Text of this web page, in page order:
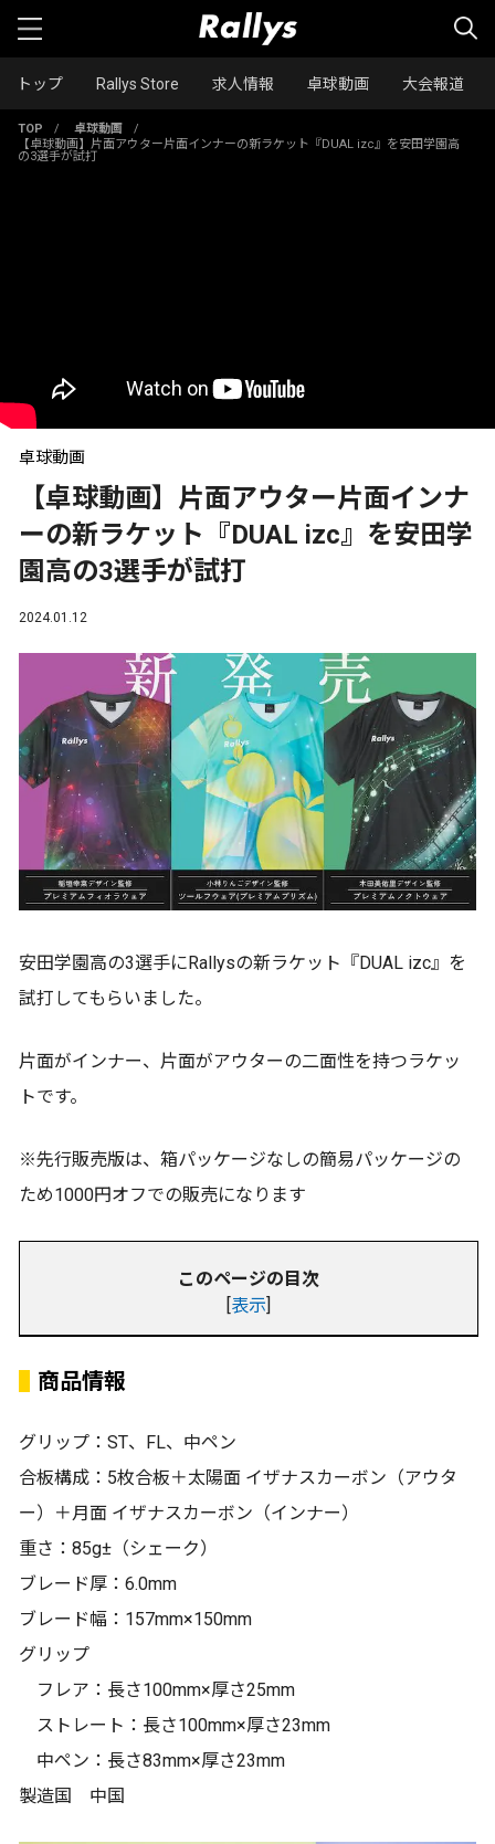
トップ Rallys Store 求人情報 卓球動画 大会報道
TOP / 卓球動画
/
【卓球動画】片面アウター片面インナーの新ラケット『DUAL izc』を安田学園高
の3選手が試打
卓球動画
【卓球動画】片面アウター片面インナ
ーの新ラケット『DUAL izc』を安田学
園高の3選手が試打
2024.01.12
安田学園高の3選手にRallysの新ラケット『DUAL izc』を
試打してもらいました。
片面がインナー、片面がアウターの二面性を持つラケッ
トです。
※先行販売版は、箱パッケージなしの簡易パッケージの
ため1000円オフでの販売になります
このページの目次
[表示]
商品情報
グリップ：ST、FL、中ペン
合板構成：5枚合板＋太陽面 イザナスカーボン（アウタ
ー）＋月面 イザナスカーボン（インナー）
重さ：85g±（シェーク）
ブレード厚：6.0mm
ブレード幅：157mm×150mm
グリップ
フレア：長さ100mm×厚さ25mm
ストレート：長さ100mm×厚さ23mm
中ペン：長さ83mm×厚さ23mm
製造国 中国